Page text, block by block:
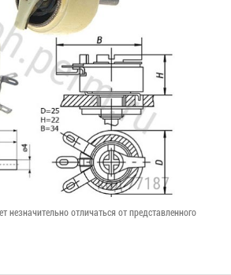
незначительно отличаться от представленного